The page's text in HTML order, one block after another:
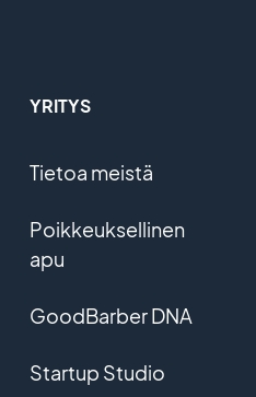
YRITYS
Tietoa meistä
Poikkeuksellinen
apu
GoodBarber DNA
Startup Studio